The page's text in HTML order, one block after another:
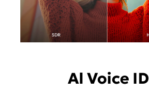
Al Voice ID